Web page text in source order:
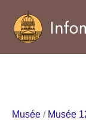
contenu
Musée / Musée